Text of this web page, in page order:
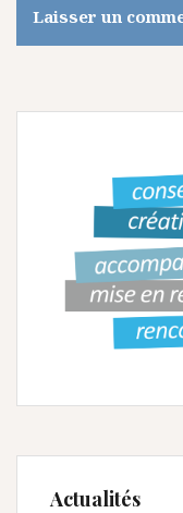
Actualités